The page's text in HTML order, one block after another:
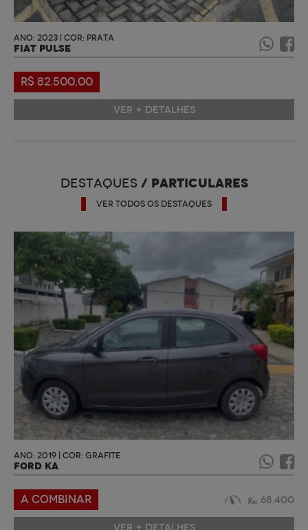
ANO: 2023 | COR: PRATA
FIAT PULSE
R$ 82.500,00
VER + DETALHES
DESTAQUES / PARTICULARES
VER TODOS OS DESTAQUES
ANO: 2019 | COR: GRAFITE
FORD KA
A COMBINAR 68.400
VER + DETALHES